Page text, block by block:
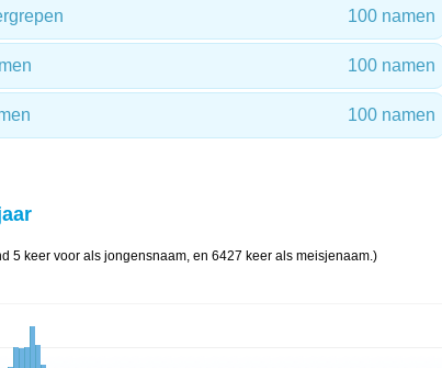
100 namen
100 namen
100 namen
5 keer voor als jongensnaam, en 6427 keer als meisjenaam.)